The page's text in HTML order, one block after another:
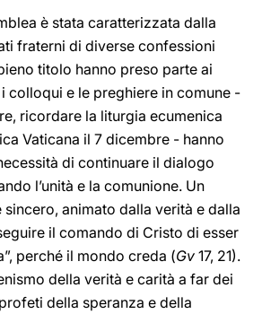
è stata caratterizzata dalla
fraterni di diverse confessioni
titolo hanno preso parte ai
colloqui e le preghiere in comune -
ricordare la liturgia ecumenica
Vaticana il 7 dicembre - hanno
di continuare il dialogo
l’unità e la comunione. Un
animato dalla verità e dalla
il comando di Cristo di esser
perché il mondo creda (Gv 17, 21).
della verità e carità a far dei
della speranza e della